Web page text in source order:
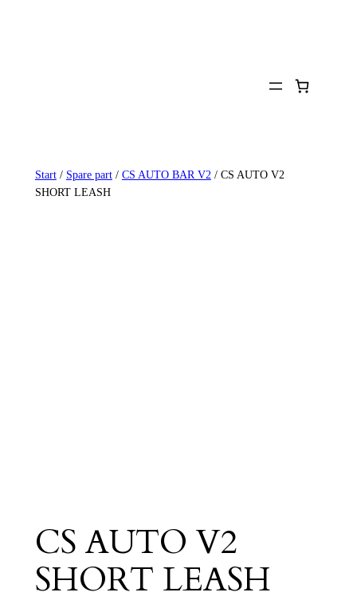
Start/ Spare part/ CS AUTO BAR V2 / CS AUTO V2
SHORT LEASH
CS AUTO V2
SHORT LEASH